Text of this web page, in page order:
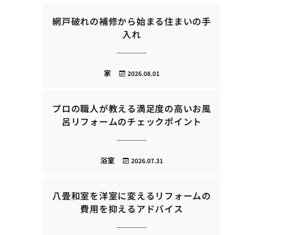
網戸破れの補修から始まる住まいの手
入れ
2026.08.01
家
プロの職人が教える満足度の高いお風
呂リフォームのチェックポイント
2026.07.31
浴室
八畳和室を洋室に変えるリフォームの
費用を抑えるアドバイス